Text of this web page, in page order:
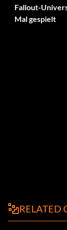
Fallout-
Mal gespielt
RELATED